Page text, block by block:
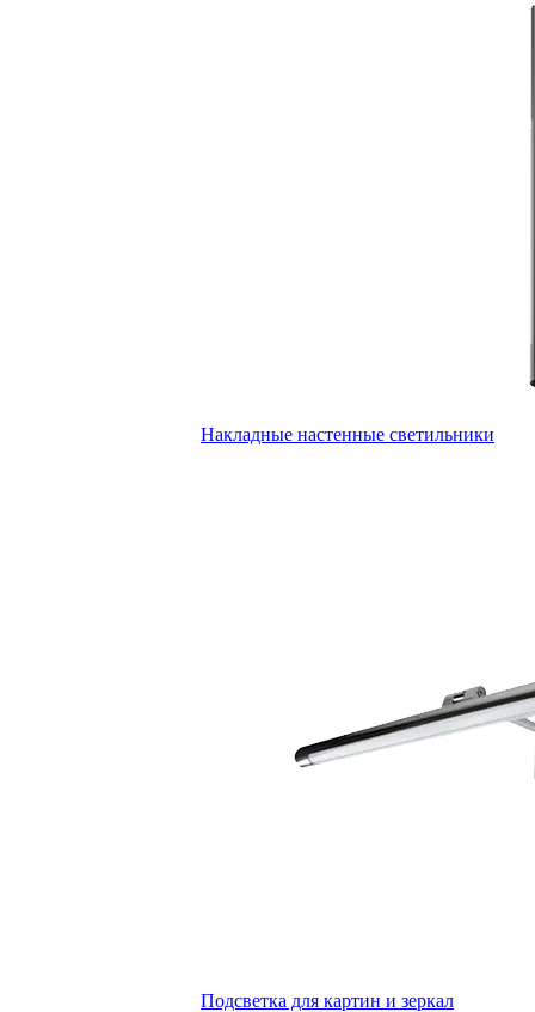
Накладные настенные светильники
Подсветка для картин и зеркал